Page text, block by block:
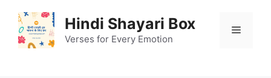
content
Hindi Shayari Box
Verses for Every Emotion
Menu